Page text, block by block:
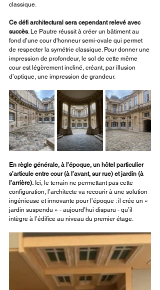
classique.
Ce défi architectural sera cependant relevé avec
succès. Le Pautre réussit à créer un bâtiment au
fond d’une cour d'honneur semi-ovale qui permet
de respecter la symétrie classique. Pour donner une
impression de profondeur, le sol de cette même
cour est légèrement incliné, créant, par illusion
d’optique, une impression de grandeur.
En règle générale, à l’époque, un hôtel particulier
s’articule entre cour (à l’avant, sur rue) et jardin (à
l’arrière). Ici, le terrain ne permettant pas cette
configuration, l’architecte va recourir à une solution
ingénieuse et innovante pour l’époque : il crée un «
jardin suspendu » - aujourd’hui disparu - qu’il
intègre à l’édifice au niveau du premier étage.